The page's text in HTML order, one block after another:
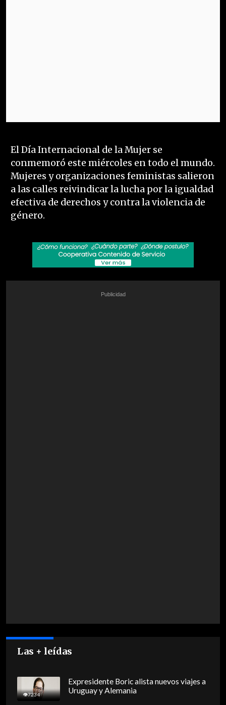
El Día Internacional de la Mujer se
conmemoró este miércoles en todo el mundo.
Mujeres y organizaciones feministas salieron
a las calles reivindicar la lucha por la igualdad
efectiva de derechos y contra la violencia de
género.
Las + leídas
7234
Expresidente Boric alista nuevos viajes a
Uruguay y Alemania